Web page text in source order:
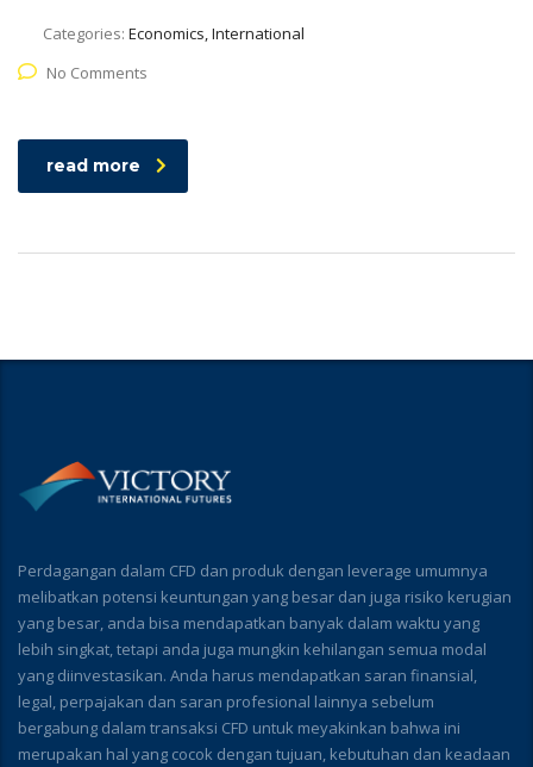
Categories: Economics, International
No Comments
read more
Perdagangan dalam CFD dan produk dengan leverage umumnya
melibatkan potensi keuntungan yang besar dan juga risiko kerugian
yang besar, anda bisa mendapatkan banyak dalam waktu yang
lebih singkat, tetapi anda juga mungkin kehilangan semua modal
yang diinvestasikan. Anda harus mendapatkan saran finansial,
legal, perpajakan dan saran profesional lainnya sebelum
bergabung dalam transaksi CFD untuk meyakinkan bahwa ini
merupakan hal yang cocok dengan tujuan, kebutuhan dan keadaan